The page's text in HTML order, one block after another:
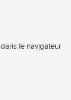
le navigateur